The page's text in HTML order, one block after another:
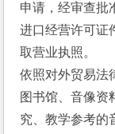
申请，经审查批
进口经营许可证
取营业执照。　
依照对外贸易
图书馆、音像资
究、教学参考的